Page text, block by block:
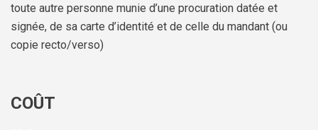
toute autre personne munie d’une procuration datée et
signée, de sa carte d’identité et de celle du mandant (ou
copie recto/verso)
COÛT